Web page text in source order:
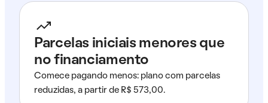
Parcelas iniciais menores que
no financiamento
Comece pagando menos: plano com parcelas
reduzidas, a partir de R$ 573,00.